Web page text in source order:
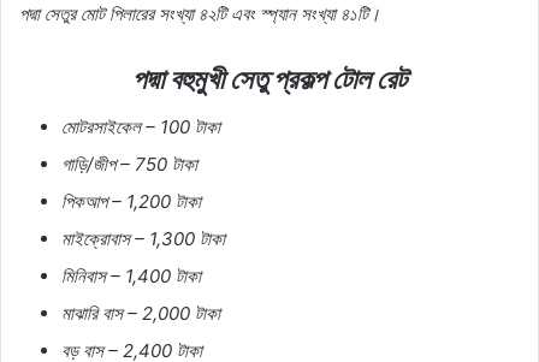
পদ্মা সেতুর মোট পিলারের সংখ্যা ৪২টি এবং স্প্যান সংখ্যা ৪১টি।
পদ্মা বহুমুখী সেতুপ্রকল্প টোল রেট
মোটরসাইকেল– 100 টাকা
গাড়ি/জীপ– 750 টাকা
পিকআপ– 1,200 টাকা
মাইক্রোবাস– 1,300 টাকা
মিনিবাস– 1,400 টাকা
মাঝারি বাস– 2,000 টাকা
বড় বাস– 2,400 টাকা